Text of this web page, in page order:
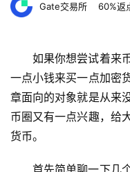
Gate交易所 60%返
如果你想尝试着来
一点小钱来买一点加密
章面向的对象就是从来
币圈又有一点兴趣，给
货币。
首先简单聊一下几